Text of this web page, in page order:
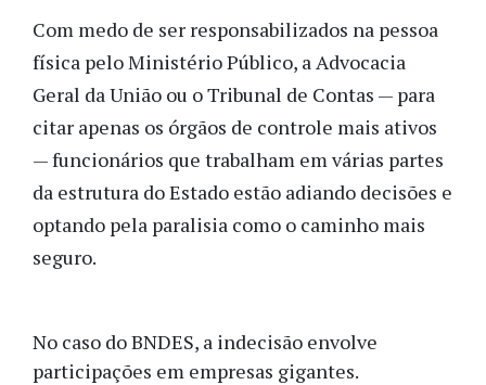
Com medo de ser responsabilizados na pessoa
física pelo Ministério Público, a Advocacia
Geral da União ou o Tribunal de Contas — para
citar apenas os órgãos de controle mais ativos
— funcionários que trabalham em várias partes
da estrutura do Estado estão adiando decisões e
optando pela paralisia como o caminho mais
seguro.
No caso do BNDES, a indecisão envolve
participações em empresas gigantes.